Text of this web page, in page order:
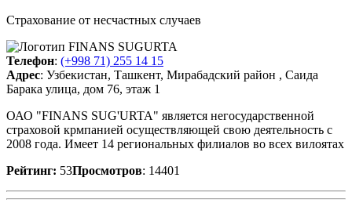
Страхование от несчастных случаев
Телефон: (+998 71) 255 14 15
Адрес: Узбекистан, Ташкент, Мирабадский район , Саида
Барака улица, дом 76, этаж 1
ОАО "FINANS SUG'URTA" является негосударственной
страховой крмпанией осуществляющей свою деятельность с
2008 года. Имеет 14 региональных филиалов во всех вилоятах
Рейтинг: 53Просмотров: 14401